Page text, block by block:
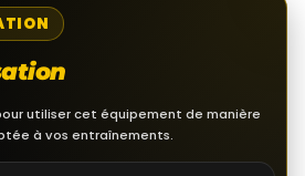
utiliser cet équipement de manière
à vos entraînements.